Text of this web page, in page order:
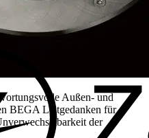
Außen- und
BEGA Leitgedanken für
der